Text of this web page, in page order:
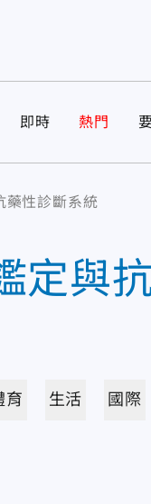
即時 熱門
藥性診斷系統
定與
育 生活 國際